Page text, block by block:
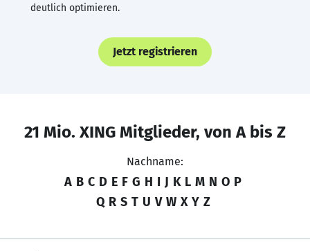
deutlich optimieren.
Jetzt registrieren
21 Mio. XING Mitglieder, von A bis Z
Nachname:
A B C D E F G H I J K L M N O P
Q R S T U V W X Y Z